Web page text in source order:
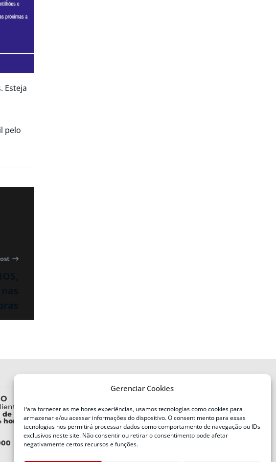
Gerenciar Cookies
Para fornecer as melhores experiências, usamos tecnologias como cookies para
armazenar e/ou acessar informações do dispositivo. O consentimento para essas
tecnologias nos permitirá processar dados como comportamento de navegação ou IDs
exclusivos neste site. Não consentir ou retirar o consentimento pode afetar
negativamente certos recursos e funções.
Esteja
pelo
de Segunda a
horas diariamente
Defesa Civil do Estado de Santa
Catarina
Av. Ivo Silveira, nº 2320
Bairro:
Capoeiras, Florianópolis, SC